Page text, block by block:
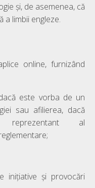
și, de asemenea, că
a limbii engleze.
online, furnizând
este vorba de un
sau afilierea, dacă
al
și provocări